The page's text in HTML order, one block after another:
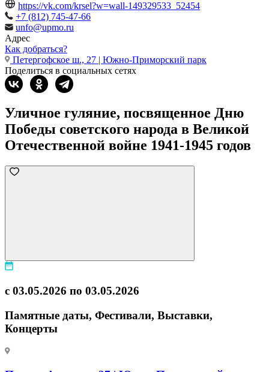
https://vk.com/krsel?w=wall-149329533_52454
+7 (812) 745-47-66
unfo@upmo.ru
Адрес
Как добраться?
Петергофское ш., 27 | Южно-Приморский парк
Поделиться в социальных сетях
Уличное гуляние, посвященное Дню
Победы советского народа в Великой
Отечественной войне 1941-1945 годов
с 03.05.2026 по 03.05.2026
Памятные даты, Фестивали, Выставки,
Концерты